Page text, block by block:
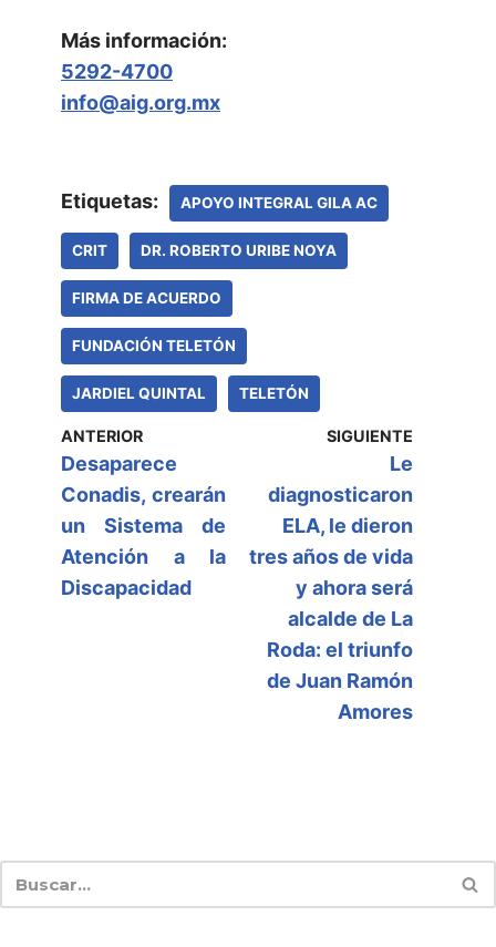
Más información:
5292-4700
info@aig.org.mx
Etiquetas: APOYO INTEGRAL GILA AC
CRIT DR. ROBERTO URIBE NOYA
FIRMA DE ACUERDO
FUNDACIÓN TELETÓN
JARDIEL QUINTAL TELETÓN
ANTERIOR
Desaparece
Conadis, crearán
un Sistema de
Atención a la
Discapacidad
SIGUIENTE
Le
diagnosticaron
ELA, le dieron
tres años de vida
y ahora será
alcalde de La
Roda: el triunfo
de Juan Ramón
Amores